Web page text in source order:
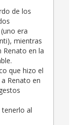
de los
era
mientras
Renato en la
que hizo el
Renato en
tenerlo al